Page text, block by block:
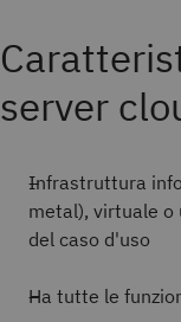
server
Infrastruttura
metal), virtuale o
del caso d'uso
Ha tutte le